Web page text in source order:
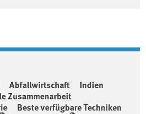
Abfallwirtschaft
Indien
Zusammenarbeit
Beste verfügbare Techniken